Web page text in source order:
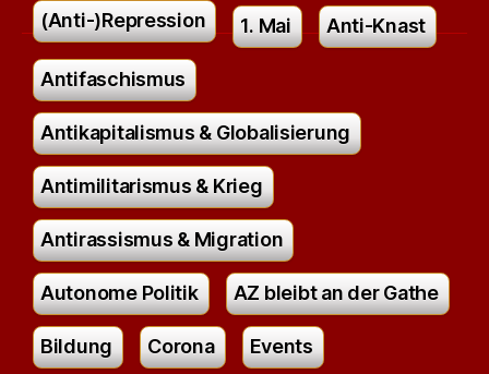
(Anti-)Repression 1. Mai Anti-Knast
Antifaschismus
Antikapitalismus & Globalisierung
Antimilitarismus & Krieg
Antirassismus & Migration
Autonome Politik AZ bleibt an der Gathe
Bildung Corona Events